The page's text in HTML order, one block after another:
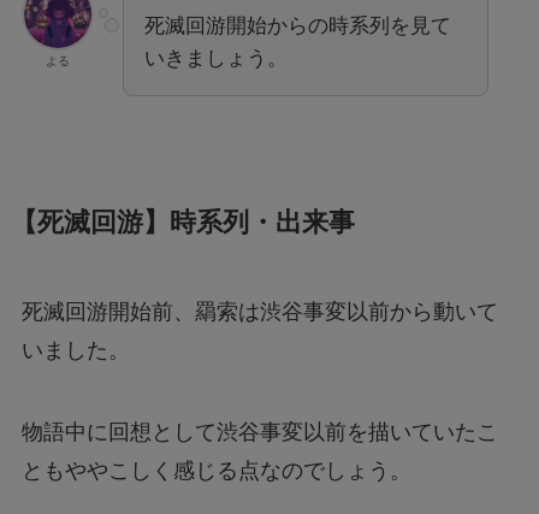
よる
死滅回游開始からの時系列を見て
いきましょう。
【死滅回游】時系列・出来事
死滅回游開始前、羂索は渋谷事変以前から動いて
いました。
物語中に回想として渋谷事変以前を描いていたこ
ともややこしく感じる点なのでしょう。